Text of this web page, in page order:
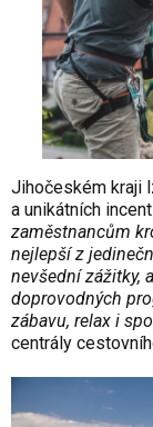
Jihočeském kraji
a unikátních
zaměstnancům
nejlepší z
nevšední zážitky,
doprovodných
zábavu, relax i
centrály